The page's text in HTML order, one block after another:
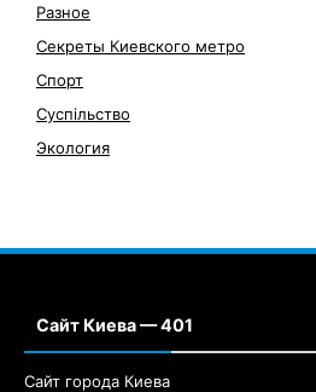
Разное
Секреты Киевского метро
Спорт
Суспільство
Экология
Сайт Киева — 401
Сайт города Киева